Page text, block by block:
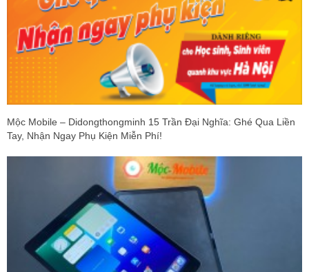
Mộc Mobile – Didongthongminh 15 Trần Đại Nghĩa: Ghé Qua Liền
Tay, Nhận Ngay Phụ Kiện Miễn Phí!